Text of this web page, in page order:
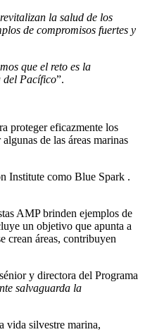
la salud de los
de compromisos fuertes y
que el reto es la
del Pacífico”.
proteger eficazmente los
de las áreas marinas
Institute como Blue Spark .
AMP brinden ejemplos de
un objetivo que apunta a
crean áreas, contribuyen
y directora del Programa
salvaguarda la
vida silvestre marina,